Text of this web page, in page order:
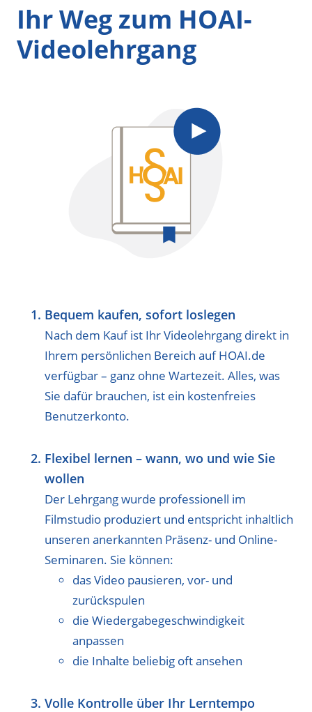
Ihr Weg zum HOAI-
Videolehrgang
Bequem kaufen, sofort loslegen
Nach dem Kauf ist Ihr Videolehrgang direkt in
Ihrem persönlichen Bereich auf HOAI.de
verfügbar – ganz ohne Wartezeit. Alles, was
Sie dafür brauchen, ist ein kostenfreies
Benutzerkonto.
Flexibel lernen – wann, wo und wie Sie
wollen
Der Lehrgang wurde professionell im
Filmstudio produziert und entspricht inhaltlich
unseren anerkannten Präsenz- und Online-
Seminaren. Sie können:
das Video pausieren, vor- und
zurückspulen
die Wiedergabegeschwindigkeit
anpassen
die Inhalte beliebig oft ansehen
Volle Kontrolle über Ihr Lerntempo